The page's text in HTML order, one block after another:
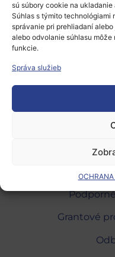
sú súbory cookie na
Súhlas s týmito technológiami
správanie pri prehliadaní
alebo odvolanie súhlasu
funkcie.
Správa služieb
Pridaj
Prepáčte, ale pred
Európsky
Grantové